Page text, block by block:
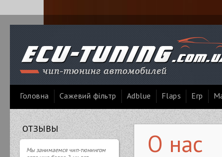
Головна Сажевий фільтр Adblue Flaps Егр
О нас
ОТЗЫВЫ
Мы занимаемся чип-тюнингом